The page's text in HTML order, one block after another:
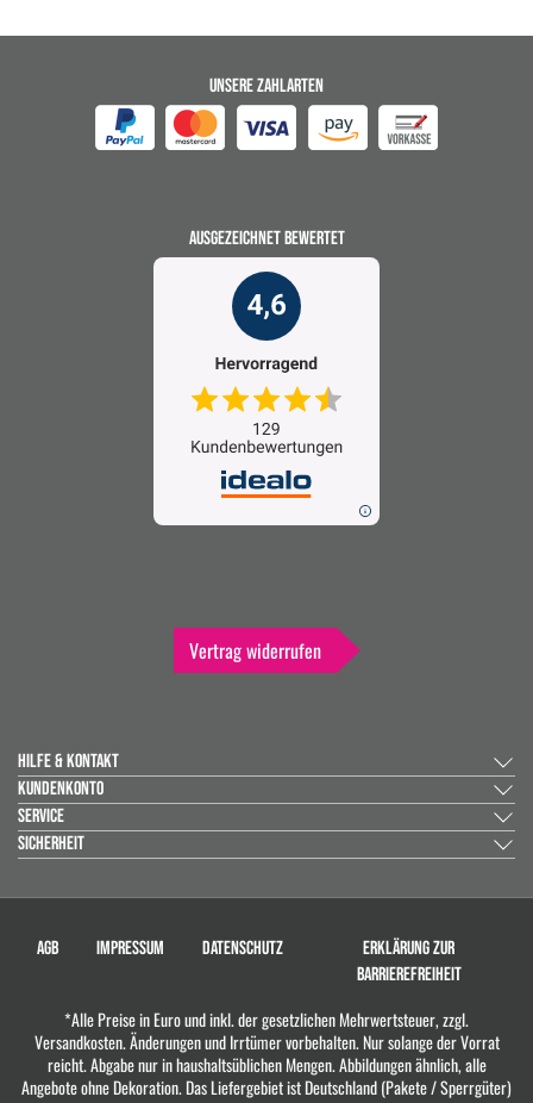
UNSERE ZAHLARTEN
AUSGEZEICHNET BEWERTET
Vertrag widerrufen
HILFE & KONTAKT
KUNDENKONTO
SERVICE
SICHERHEIT
AGB IMPRESSUM DATENSCHUTZ
ERKLÄRUNG ZUR
BARRIEREFREIHEIT
*Alle Preise in Euro und inkl. der gesetzlichen Mehrwertsteuer, zzgl.
Versandkosten. Änderungen und Irrtümer vorbehalten. Nur solange der Vorrat
reicht. Abgabe nur in haushaltsüblichen Mengen. Abbildungen ähnlich, alle
Angebote ohne Dekoration. Das Liefergebiet ist Deutschland (Pakete / Sperrgüter)